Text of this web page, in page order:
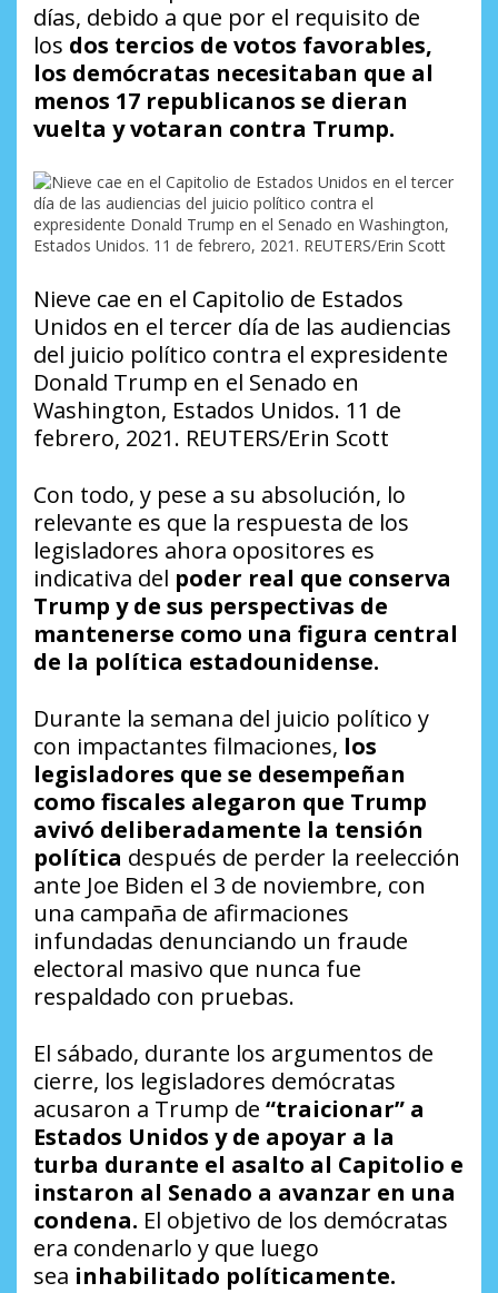
días, debido a que por el requisito de
los dos tercios de votos favorables,
los demócratas necesitaban que al
menos 17 republicanos se dieran
vuelta y votaran contra Trump.
Nieve cae en el Capitolio de Estados
Unidos en el tercer día de las audiencias
del juicio político contra el expresidente
Donald Trump en el Senado en
Washington, Estados Unidos. 11 de
febrero, 2021. REUTERS/Erin Scott
Con todo, y pese a su absolución, lo
relevante es que la respuesta de los
legisladores ahora opositores es
indicativa del poder real que conserva
Trump y de sus perspectivas de
mantenerse como una figura central
de la política estadounidense.
Durante la semana del juicio político y
con impactantes filmaciones, los
legisladores que se desempeñan
como fiscales alegaron que Trump
avivó deliberadamente la tensión
política después de perder la reelección
ante Joe Biden el 3 de noviembre, con
una campaña de afirmaciones
infundadas denunciando un fraude
electoral masivo que nunca fue
respaldado con pruebas.
El sábado, durante los argumentos de
cierre, los legisladores demócratas
acusaron a Trump de “traicionar” a
Estados Unidos y de apoyar a la
turba durante el asalto al Capitolio e
instaron al Senado a avanzar en una
condena. El objetivo de los demócratas
era condenarlo y que luego
sea inhabilitado políticamente.